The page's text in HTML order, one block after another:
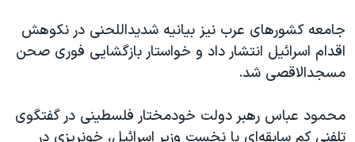
جامعه کشورهای عرب نیز بیانیه شدیداللحنی در نکوهش
اقدام اسرائیل انتشار داد و خواستار بازگشایی فوری صحن
مسجدالاقصی شد.
محمود عباس رهبر دولت خودمختار فلسطینی در گفتگوی